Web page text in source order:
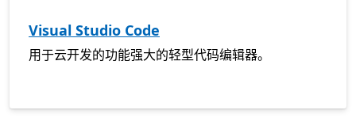
Visual Studio Code
用于云开发的功能强大的轻型代码编辑器。